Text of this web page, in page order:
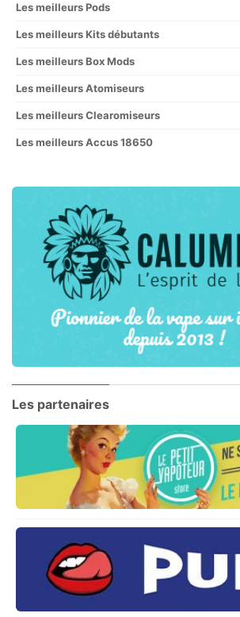
Les meilleurs Pods
Les meilleurs Kits débutants
Les meilleurs Box Mods
Les meilleurs Atomiseurs
Les meilleurs Clearomiseurs
Les meilleurs Accus 18650
Les partenaires